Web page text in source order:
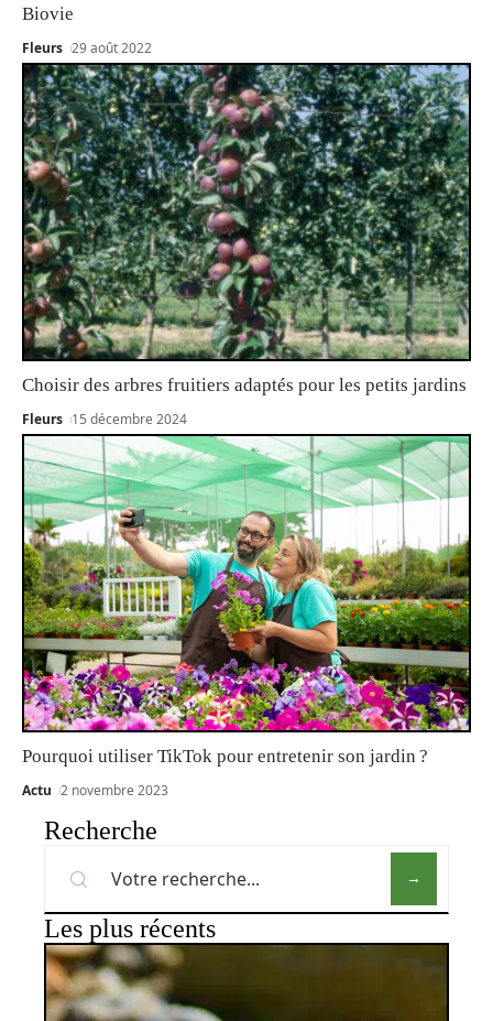
Biovie
Fleurs 29 août 2022
Choisir des arbres fruitiers adaptés pour les petits jardins
Fleurs 15 décembre 2024
Pourquoi utiliser TikTok pour entretenir son jardin ?
Actu 2 novembre 2023
Recherche
Les plus récents